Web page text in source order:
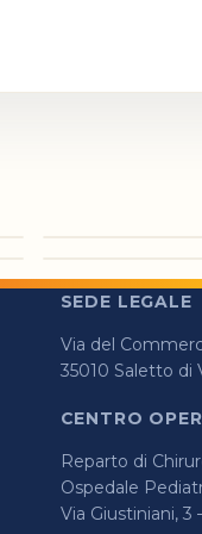
►
SEDE LEGALE
Via del
35010 Saletto
CENTRO
Reparto di
Ospedale
Via Giustiniani,